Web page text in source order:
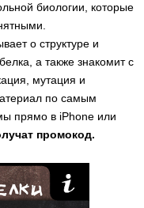
биологии, которые
о структуре и
а также знакомит с
мутация и
по самым
прямо в iPhone или
промокод.